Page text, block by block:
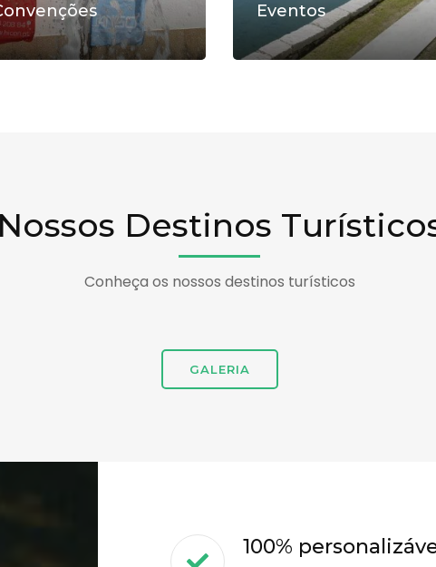
Eventos
Nossos Destinos
Conheça os nossos destinos turísticos
GALERIA
100%